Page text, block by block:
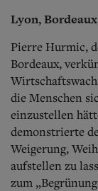
Lyon,
Pierre Hurmic,
Bordeaux,
die Menschen
einzustellen
demonstrierte
Weigerung,
aufstellen zu
zum